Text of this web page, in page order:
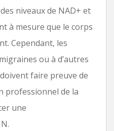
niveaux de NAD+ et
à mesure que le corps
Cependant, les
ou à d’autres
faire preuve de
professionnel de la
une